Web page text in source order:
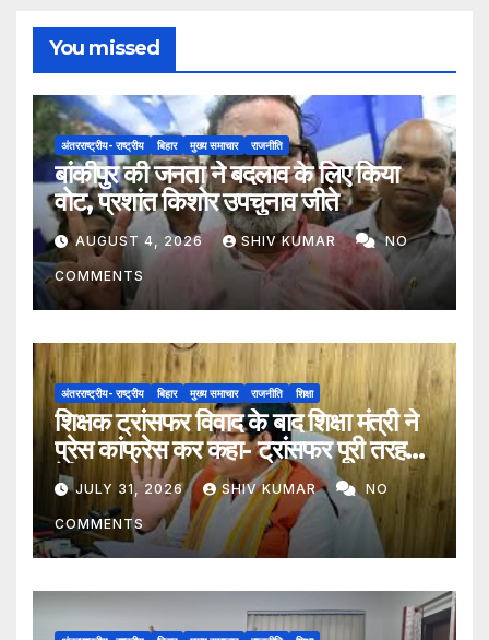
You missed
अंतरराष्ट्रीय- राष्ट्रीय बिहार मुख्य समाचार राजनीति
बांकीपुर की जनता ने बदलाव के लिए किया
वोट, प्रशांत किशोर उपचुनाव जीते
AUGUST 4, 2026 SHIV KUMAR NO
COMMENTS
अंतरराष्ट्रीय- राष्ट्रीय बिहार मुख्य समाचार राजनीति शिक्षा
शिक्षक ट्रांसफर विवाद के बाद शिक्षा मंत्री ने
प्रेस कांफ्रेस कर कहा- ट्रांसफर पूरी तरह
ऐच्छिक
JULY 31, 2026 SHIV KUMAR NO
COMMENTS